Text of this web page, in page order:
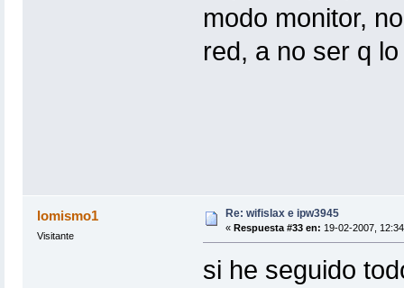
modo monitor,
red, a no ser q
lomismo1
Visitante
Re: wifislax e ipw3945
« Respuesta #33 en: 19-02-2007,
si he seguido